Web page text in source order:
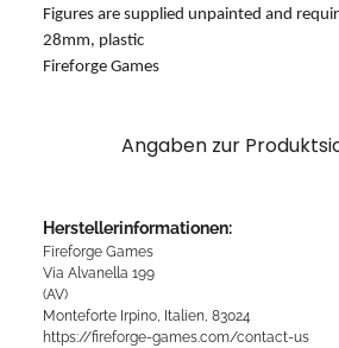
Figures are supplied unpainted and
28mm, plastic
Fireforge Games
Angaben zur
Herstellerinformationen:
Fireforge Games
Via Alvanella 199
(AV)
Monteforte Irpino, Italien, 83024
https://fireforge-games.com/contact-us